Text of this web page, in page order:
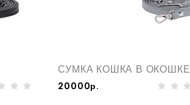
СУМКА КОШКА В ОКОШКЕ
20000р.